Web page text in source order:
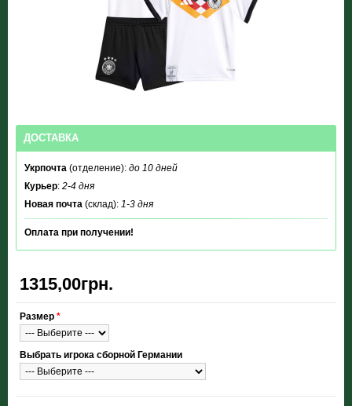
ДОСТАВКА
Укрпочта (отделение): до 10 дней
Курьер: 2-4 дня
Новая почта (склад): 1-3 дня
Оплата при получении!
1315,00грн.
Размер *
Выбрать игрока сборной Германии